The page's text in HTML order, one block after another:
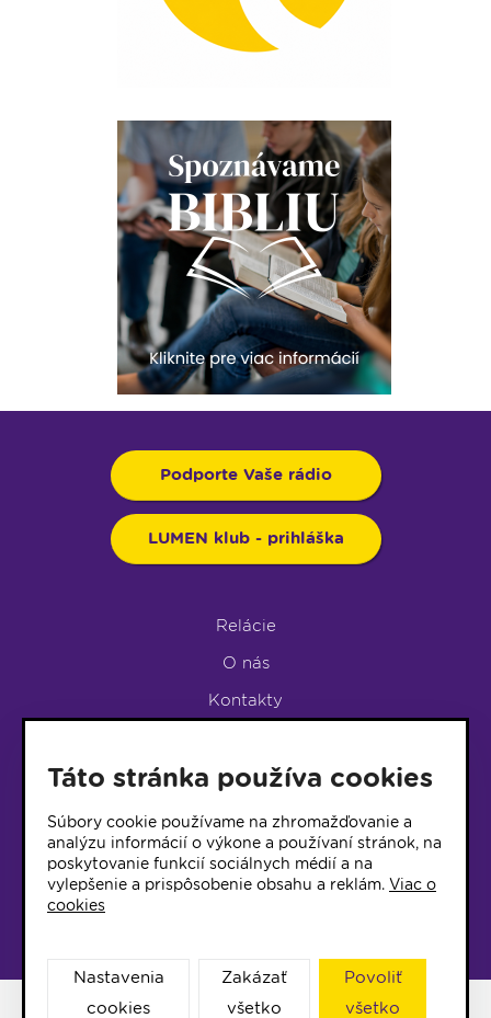
Podporte Vaše rádio
LUMEN klub - prihláška
Relácie
O nás
Kontakty
LUMEN KLUB
LUMEN KLUB PRIHLÁŠKA
© 2017 Rádio Lumen, Všetky práva vyhradené
Táto stránka používa cookies
Súbory cookie používame na zhromažďovanie a
analýzu informácií o výkone a používaní stránok, na
poskytovanie funkcií sociálnych médií a na
vylepšenie a prispôsobenie obsahu a reklám. Viac o
cookies
Nastavenia
cookies
Zakázať
všetko
Povoliť
všetko